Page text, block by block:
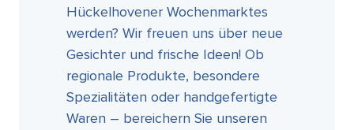
Hückelhovener Wochenmarktes
werden? Wir freuen uns über neue
Gesichter und frische Ideen! Ob
regionale Produkte, besondere
Spezialitäten oder handgefertigte
Waren – bereichern Sie unseren